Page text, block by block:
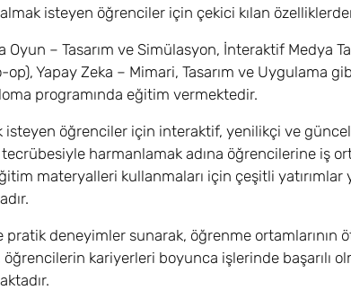
isteyen öğrenciler için çekici kılan
Oyun – Tasarım ve Simülasyon, İnteraktif Medya
Yapay Zeka – Mimari, Tasarım ve Uygulama
programında eğitim vermektedir.
isteyen öğrenciler için interaktif, yenilikçi ve
harmanlamak adına öğrencilerine iş
materyalleri kullanmaları için çeşitli
pratik deneyimler sunarak, öğrenme ortamlarının
öğrencilerin kariyerleri boyunca işlerinde başarılı